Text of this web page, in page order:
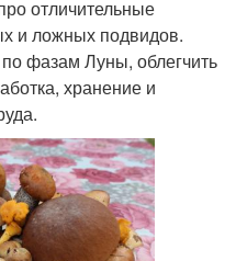
отличительные
и ложных подвидов.
фазам Луны, облегчить
хранение и